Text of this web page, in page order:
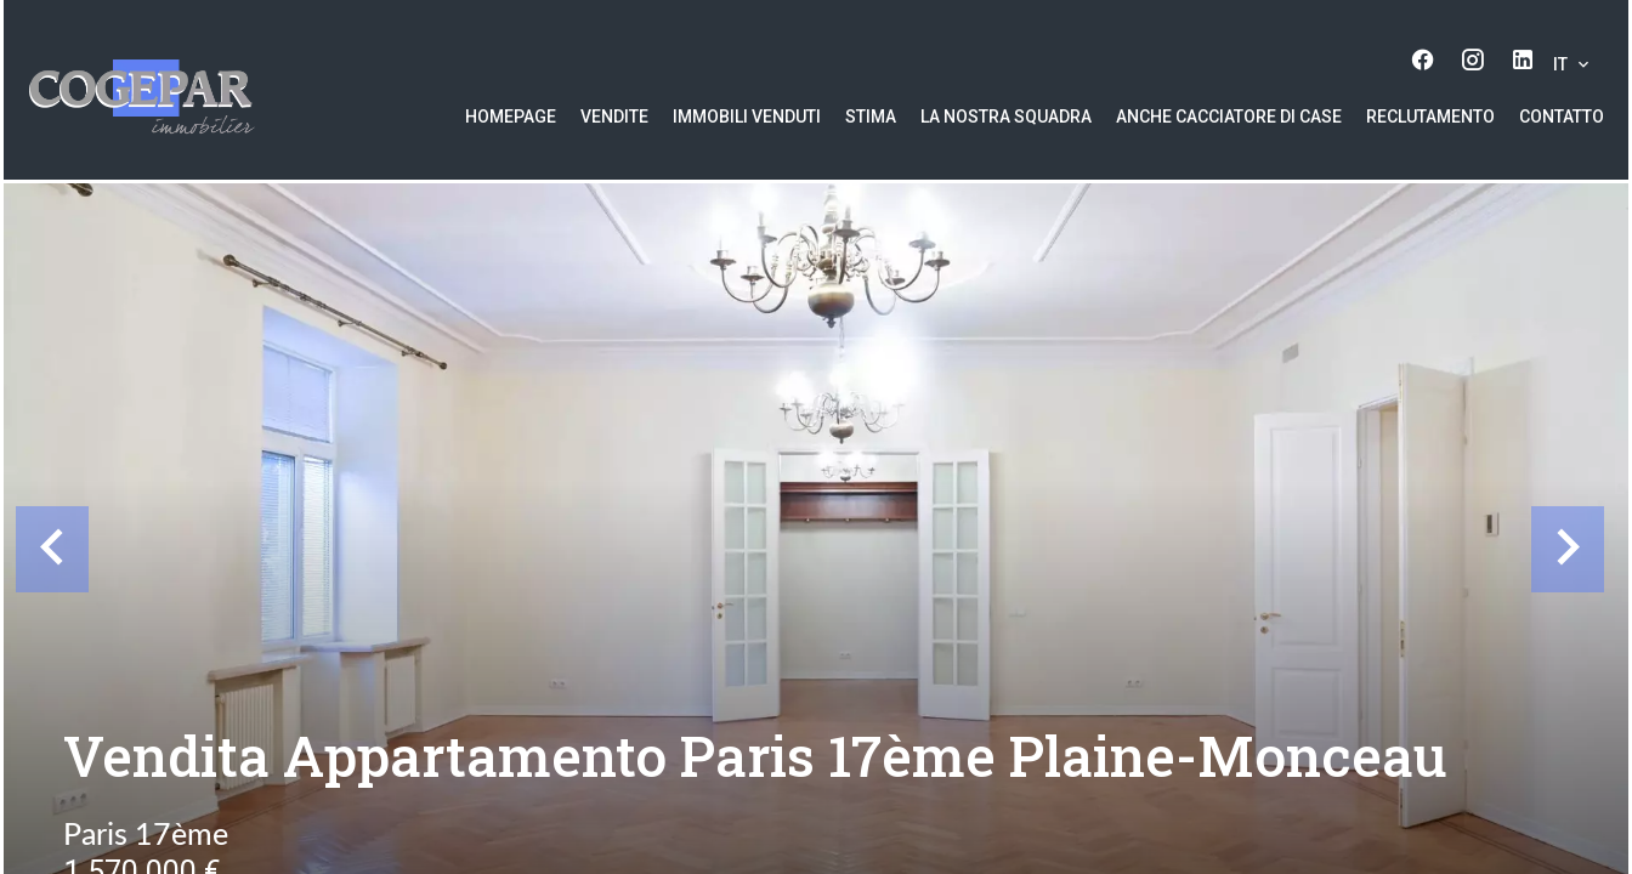
IT
HOMEPAGE VENDITE IMMOBILI VENDUTI STIMA LA NOSTRA SQUADRA ANCHE CACCIATORE DI CASE RECLUTAMENTO CONTATTO
Vendita Appartamento Paris 17ème Plaine-Monceau
Paris 17ème